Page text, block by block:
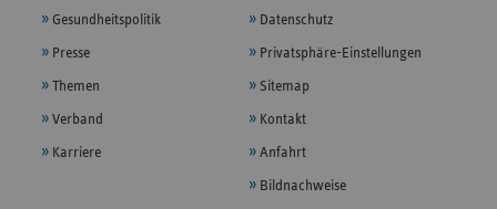
Gesundheitspolitik
Presse
Themen
Verband
Karriere
Datenschutz
Privatsphäre-Einstellungen
Sitemap
Kontakt
Anfahrt
Bildnachweise